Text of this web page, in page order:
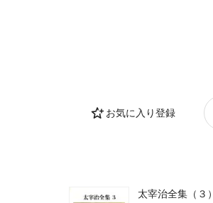
お気に入り登録
太宰治全集（３）